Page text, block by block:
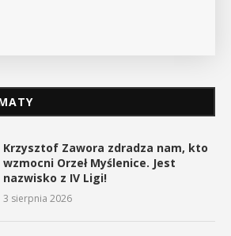
Krzysztof Zawora zdradza nam, kto
wzmocni Orzeł Myślenice. Jest
nazwisko z IV Ligi!
3 sierpnia 2026